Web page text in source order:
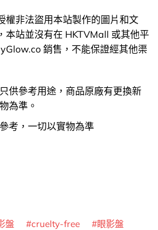
權非法盜用本站製作的圖片和文
本站並沒有在 HKTVMall 或其他平
銷售，不能保證經其他渠
供參考用途，商品原廠有更換新
為準。
考，一切以實物為準
盤 cruelty-free
眼影盤